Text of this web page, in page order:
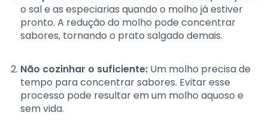
o sal e as especiarias quando o molho já estiver
pronto. A redução do molho pode concentrar
sabores, tornando o prato salgado demais.
Não cozinhar o suficiente: Um molho precisa de
tempo para concentrar sabores. Evitar esse
processo pode resultar em um molho aquoso e
sem vida.